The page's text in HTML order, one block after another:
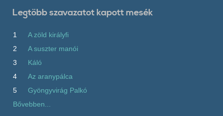
Legtöbb szavazatot kapott mesék
1
A zöld királyfi
2
A suszter manói
3
Káló
4
Az aranypálca
5
Gyöngyvirág Palkó
Bővebben...